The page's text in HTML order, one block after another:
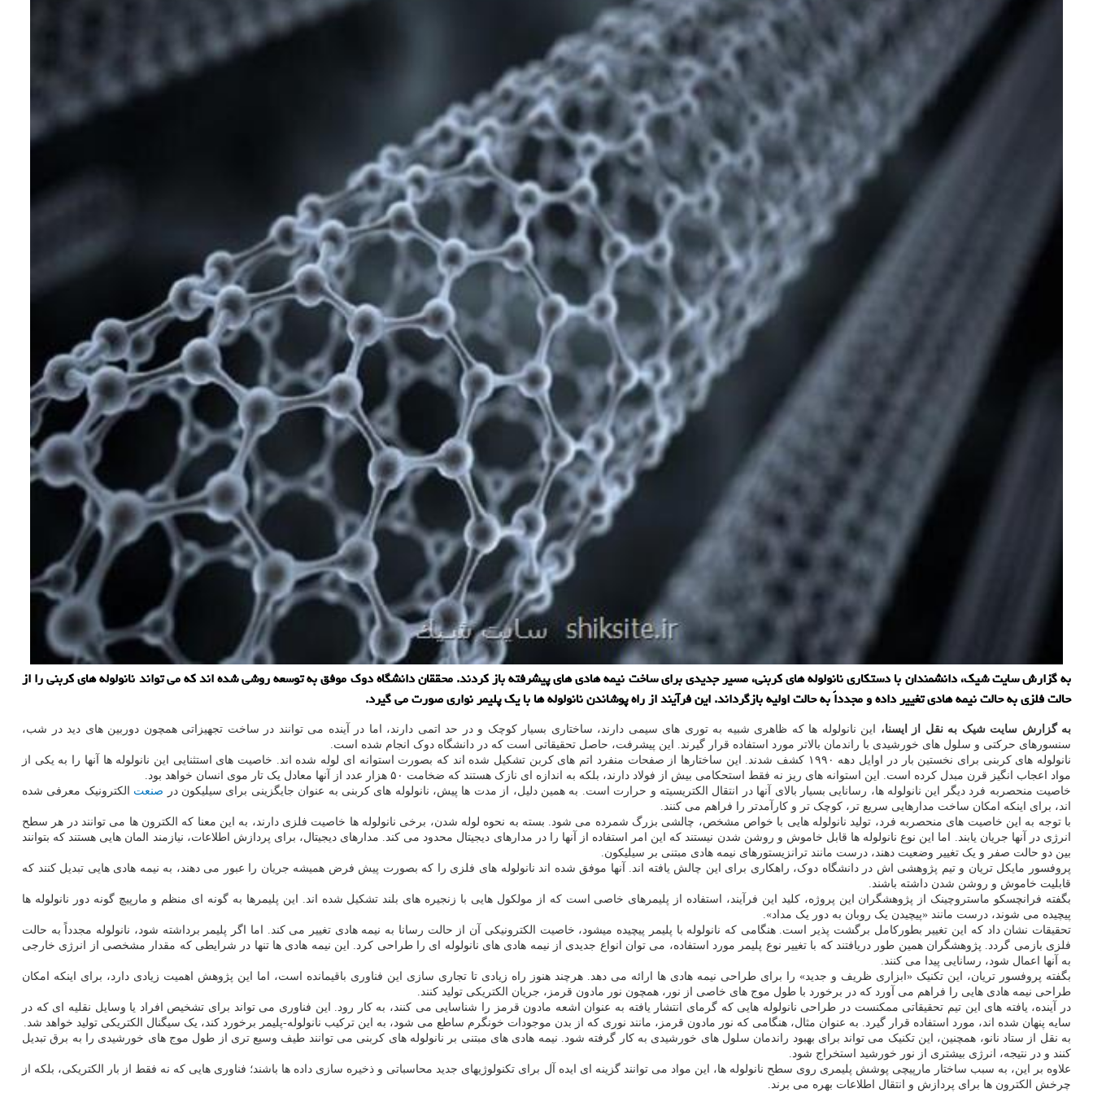
به گزارش سایت شیک، دانشمندان با دستکاری نانولوله های کربنی، مسیر جدیدی برای ساخت نیمه هادی های پیشرفته باز کردند. محققان دانشگاه دوک موفق به توسعه روشی شده اند که می تواند نانولوله های کربنی را از
حالت فلزی به حالت نیمه هادی تغییر داده و مجدداً به حالت اولیه بازگرداند. این فرآیند از راه پوشاندن نانولوله ها با یک پلیمر نواری صورت می گیرد.
به گزارش سایت شیک به نقل از ایسنا،
این نانولوله ها که ظاهری شبیه به توری های سیمی دارند، ساختاری بسیار کوچک و در حد اتمی دارند، اما در آینده می توانند در ساخت تجهیزاتی همچون دوربین های دید در شب،
سنسورهای حرکتی و سلول های خورشیدی با راندمان بالاتر مورد استفاده قرار گیرند. این پیشرفت، حاصل تحقیقاتی است که در دانشگاه دوک انجام شده است.
نانولوله های کربنی برای نخستین بار در اوایل دهه ۱۹۹۰ کشف شدند. این ساختارها از صفحات منفرد اتم های کربن تشکیل شده اند که بصورت استوانه ای لوله شده اند. خاصیت های استثنایی این نانولوله ها آنها را به یکی از
مواد اعجاب انگیز قرن مبدل کرده است. این استوانه های ریز نه فقط استحکامی بیش از فولاد دارند، بلکه به اندازه ای نازک هستند که ضخامت ۵۰ هزار عدد از آنها معادل یک تار موی انسان خواهد بود.
خاصیت منحصربه فرد دیگر این نانولوله ها، رسانایی بسیار بالای آنها در انتقال الکتریسیته و حرارت است. به همین دلیل، از مدت ها پیش، نانولوله های کربنی به عنوان جایگزینی برای سیلیکون در صنعت الکترونیک معرفی شده
اند، برای اینکه امکان ساخت مدارهایی سریع تر، کوچک تر و کارآمدتر را فراهم می کنند.
با توجه به این خاصیت های منحصربه فرد، تولید نانولوله هایی با خواص مشخص، چالشی بزرگ شمرده می شود. بسته به نحوه لوله شدن، برخی نانولوله ها خاصیت فلزی دارند، به این معنا که الکترون ها می توانند در هر سطح
انرژی در آنها جریان یابند. اما این نوع نانولوله ها قابل خاموش و روشن شدن نیستند که این امر استفاده از آنها را در مدارهای دیجیتال محدود می کند. مدارهای دیجیتال، برای پردازش اطلاعات، نیازمند المان هایی هستند که بتوانند
بین دو حالت صفر و یک تغییر وضعیت دهند، درست مانند ترانزیستورهای نیمه هادی مبتنی بر سیلیکون.
پروفسور مایکل تریان و تیم پژوهشی اش در دانشگاه دوک، راهکاری برای این چالش یافته اند. آنها موفق شده اند نانولوله های فلزی را که بصورت پیش فرض همیشه جریان را عبور می دهند، به نیمه هادی هایی تبدیل کنند که
قابلیت خاموش و روشن شدن داشته باشند.
بگفته فرانچسکو ماستروچینک از پژوهشگران این پروژه، کلید این فرآیند، استفاده از پلیمرهای خاصی است که از مولکول هایی با زنجیره های بلند تشکیل شده اند. این پلیمرها به گونه ای منظم و مارپیچ گونه دور نانولوله ها
پیچیده می شوند، درست مانند «پیچیدن یک روبان به دور یک مداد».
تحقیقات نشان داد که این تغییر بطورکامل برگشت پذیر است. هنگامی که نانولوله با پلیمر پیچیده میشود، خاصیت الکترونیکی آن از حالت رسانا به نیمه هادی تغییر می کند. اما اگر پلیمر برداشته شود، نانولوله مجدداً به حالت
فلزی بازمی گردد. پژوهشگران همین طور دریافتند که با تغییر نوع پلیمر مورد استفاده، می توان انواع جدیدی از نیمه هادی های نانولوله ای را طراحی کرد. این نیمه هادی ها تنها در شرایطی که مقدار مشخصی از انرژی خارجی
به آنها اعمال شود، رسانایی پیدا می کنند.
بگفته پروفسور تریان، این تکنیک «ابزاری ظریف و جدید» را برای طراحی نیمه هادی ها ارائه می دهد. هرچند هنوز راه زیادی تا تجاری سازی این فناوری باقیمانده است، اما این پژوهش اهمیت زیادی دارد، برای اینکه امکان
طراحی نیمه هادی هایی را فراهم می آورد که در برخورد با طول موج های خاصی از نور، همچون نور مادون قرمز، جریان الکتریکی تولید کنند.
در آینده، یافته های این تیم تحقیقاتی ممکنست در طراحی نانولوله هایی که گرمای انتشار یافته به عنوان اشعه مادون قرمز را شناسایی می کنند، به کار رود. این فناوری می تواند برای تشخیص افراد یا وسایل نقلیه ای که در
سایه پنهان شده اند، مورد استفاده قرار گیرد. به عنوان مثال، هنگامی که نور مادون قرمز، مانند نوری که از بدن موجودات خونگرم ساطع می شود، به این ترکیب نانولوله-پلیمر برخورد کند، یک سیگنال الکتریکی تولید خواهد شد.
به نقل از ستاد نانو، همچنین، این تکنیک می تواند برای بهبود راندمان سلول های خورشیدی به کار گرفته شود. نیمه هادی های مبتنی بر نانولوله های کربنی می توانند طیف وسیع تری از طول موج های خورشیدی را به برق تبدیل
کنند و در نتیجه، انرژی بیشتری از نور خورشید استخراج شود.
علاوه بر این، به سبب ساختار مارپیچی پوشش پلیمری روی سطح نانولوله ها، این مواد می توانند گزینه ای ایده آل برای تکنولوژیهای جدید محاسباتی و ذخیره سازی داده ها باشند؛ فناوری هایی که نه فقط از بار الکتریکی، بلکه از
چرخش الکترون ها برای پردازش و انتقال اطلاعات بهره می برند.